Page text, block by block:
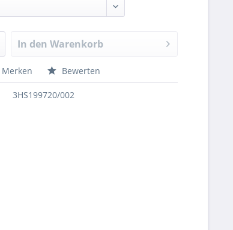
In den Warenkorb
Merken Bewerten
3HS199720/002